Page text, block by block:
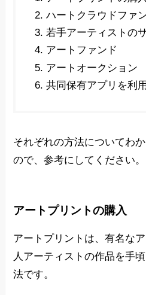
ハートクラウドファ
若手アーティストの
アートファンド
アートオークション
共同保有アプリを利
それぞれの方法についてわ
ので、参考にしてください。
アートプリントの購入
アートプリントは、有名な
人アーティストの作品を手
法です。